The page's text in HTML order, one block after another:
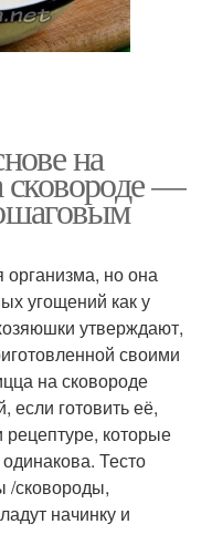
на
сковороде —
организма, но она
угощений как у
утверждают,
своими
на сковороде
если готовить её,
которые
Тесто
/сковороды,
начинку и